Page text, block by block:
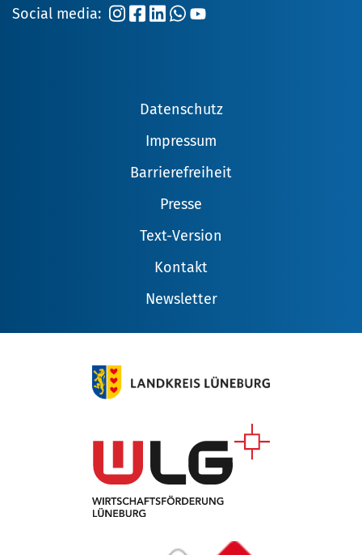
Social media:
Datenschutz
Impressum
Barrierefreiheit
Presse
Text-Version
Kontakt
Newsletter